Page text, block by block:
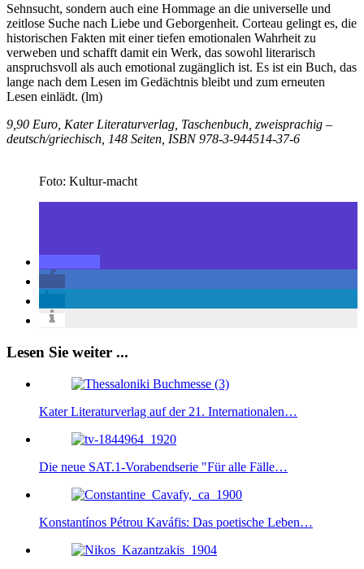
Sehnsucht, sondern auch eine Hommage an die universelle und
zeitlose Suche nach Liebe und Geborgenheit. Corteau gelingt es, die
historischen Fakten mit einer tiefen emotionalen Wahrheit zu
verweben und schafft damit ein Werk, das sowohl literarisch
anspruchsvoll als auch emotional zugänglich ist. Es ist ein Buch, das
lange nach dem Lesen im Gedächtnis bleibt und zum erneuten
Lesen einlädt. (lm)
9,90 Euro, Kater Literaturverlag, Taschenbuch, zweisprachig –
deutsch/griechisch, 148 Seiten, ISBN 978-3-944514-37-6
Foto: Kultur-macht
Lesen Sie weiter ...
Kater Literaturverlag auf der 21. Internationalen…
Die neue SAT.1-Vorabendserie "Für alle Fälle…
Konstantínos Pétrou Kaváfis: Das poetische Leben…